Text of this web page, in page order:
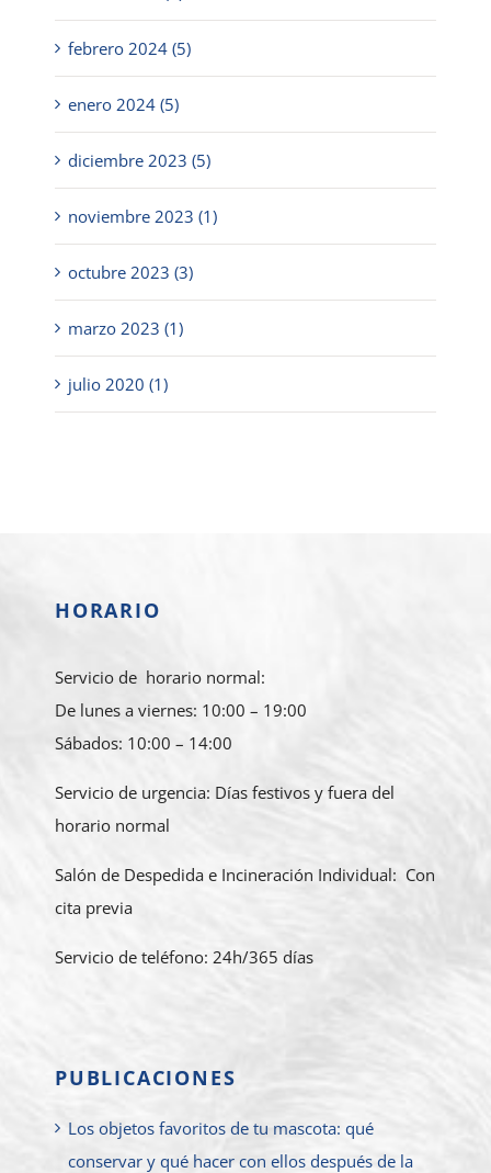
febrero 2024 (5)
enero 2024 (5)
diciembre 2023 (5)
noviembre 2023 (1)
octubre 2023 (3)
marzo 2023 (1)
julio 2020 (1)
HORARIO
Servicio de horario normal:
De lunes a viernes: 10:00 – 19:00
Sábados: 10:00 – 14:00
Servicio de urgencia: Días festivos y fuera del
horario normal
Salón de Despedida e Incineración Individual: Con
cita previa
Servicio de teléfono: 24h/365 días
PUBLICACIONES
Los objetos favoritos de tu mascota: qué
conservar y qué hacer con ellos después de la